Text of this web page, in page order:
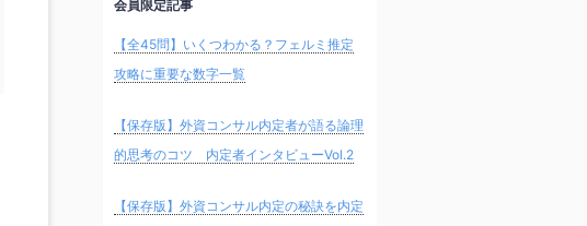
会員限定記事
【全45問】いくつわかる？フェルミ推定
攻略に重要な数字一覧
【保存版】外資コンサル内定者が語る論理
的思考のコツ 内定者インタビューVol.2
【保存版】外資コンサル内定の秘訣を内定